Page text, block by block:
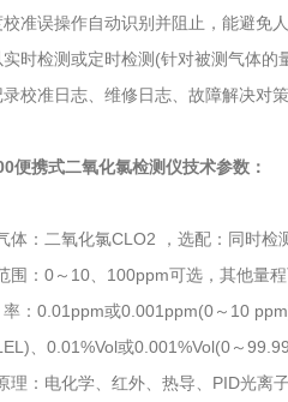
准误操作自动识别并阻止，能避免
实时检测或定时检测(针对被测气体的
录校准日志、维修日志、故障解决对
便携式二氧化氯检测仪技术参数：
体：二氧化氯CLO2 ，选配：同时
围：0～10、100ppm可选，其他量程
率：0.01ppm或0.001ppm(0～10
、0.01%Vol或0.001%Vol(0～
理：电化学、红外、热导、PID光离